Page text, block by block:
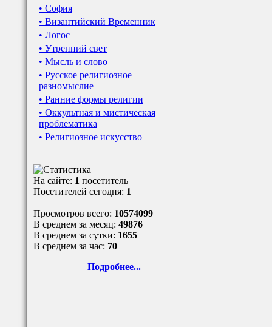
• София
• Византийский Временник
• Логос
• Утренний свет
• Мысль и слово
• Русское религиозное
разномыслие
• Ранние формы религии
• Оккультная и мистическая
проблематика
• Религиозное искусство
На сайте: 1 посетитель
Посетителей сегодня: 1
Просмотров всего: 10574099
В среднем за месяц: 49876
В среднем за сутки: 1655
В среднем за час: 70
Подробнее...